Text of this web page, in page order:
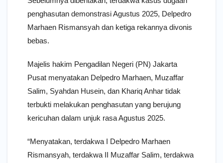
penghasutan demonstrasi Agustus 2025, Delpedro
Marhaen Rismansyah dan ketiga rekannya divonis
bebas.
Majelis hakim Pengadilan Negeri (PN) Jakarta
Pusat menyatakan Delpedro Marhaen, Muzaffar
Salim, Syahdan Husein, dan Khariq Anhar tidak
terbukti melakukan penghasutan yang berujung
kericuhan dalam unjuk rasa Agustus 2025.
“Menyatakan, terdakwa I Delpedro Marhaen
Rismansyah, terdakwa II Muzaffar Salim, terdakwa